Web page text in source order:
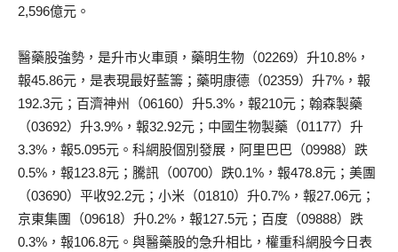
2,596億元。
醫藥股強勢，是升市火車頭，藥明生物（02269）升10.8%，
報45.86元，是表現最好藍籌；藥明康德（02359）升7%，報
192.3元；百濟神州（06160）升5.3%，報210元；翰森製藥
（03692）升3.9%，報32.92元；中國生物製藥（01177）升
3.3%，報5.095元。科網股個別發展，阿里巴巴（09988）跌
0.5%，報123.8元；騰訊（00700）跌0.1%，報478.8元；美團
（03690）平收92.2元；小米（01810）升0.7%，報27.06元；
京東集團（09618）升0.2%，報127.5元；百度（09888）跌
0.3%，報106.8元。與醫藥股的急升相比，權重科網股今日表